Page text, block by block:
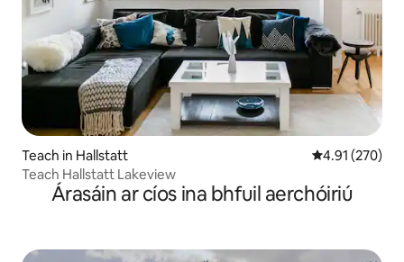
Teach in Hallstatt Meánrátáil
4.91 (270)
Teach Hallstatt Lakeview
Árasáin ar cíos ina bhfuil aerchóiriú